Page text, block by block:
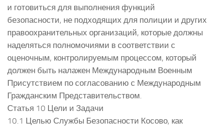
и готовиться для выполнения функций
безопасности, не подходящих для полиции и других
правоохранительных организаций, которые должны
наделяться полномочиями в соответствии с
оценочным, контролируемым процессом, который
должен быть налажен Международным Военным
Присутствием по согласованию с Международным
Гражданским Представительством.
Статья 10 Цели и Задачи
10.1 Целью Службы Безопасности Косово, как